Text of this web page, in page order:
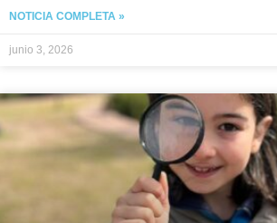
NOTICIA COMPLETA »
junio 3, 2026